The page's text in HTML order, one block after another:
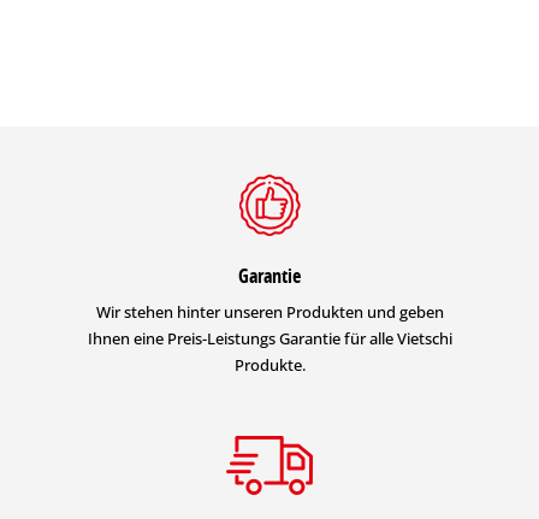
Garantie
Wir stehen hinter unseren Produkten und geben
Ihnen eine Preis-Leistungs Garantie für alle Vietschi
Produkte.